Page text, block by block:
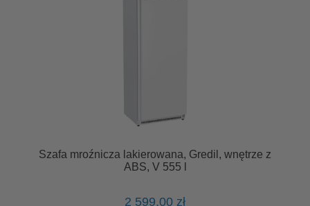
Szafa mroźnicza lakierowana, Gredil, wnętrze z
ABS, V 555 l
2 599,00 zł